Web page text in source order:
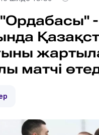
"Ордабасы"
матчі